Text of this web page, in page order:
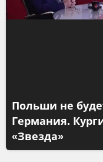
Польши не
Германия.
«Звезда»